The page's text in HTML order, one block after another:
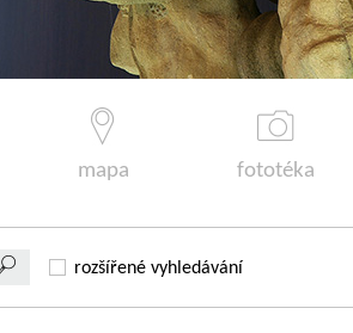
mapa fototéka
rozšířené vyhledávání